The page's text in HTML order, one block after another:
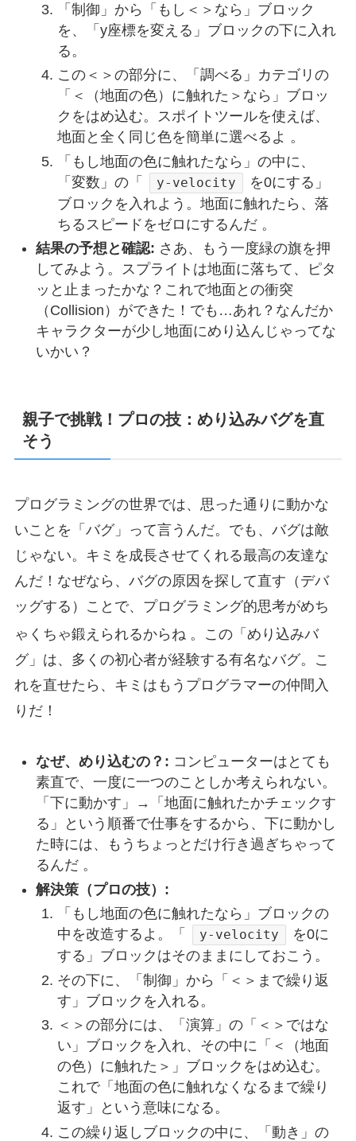
「制御」から「もし＜＞なら」ブロック
を、「y座標を変える」ブロックの下に入れ
る。
この＜＞の部分に、「調べる」カテゴリの
「＜（地面の色）に触れた＞なら」ブロッ
クをはめ込む。スポイトツールを使えば、
地面と全く同じ色を簡単に選べるよ 。
「もし地面の色に触れたなら」の中に、
「変数」の「
y-velocity
を0にする」
ブロックを入れよう。地面に触れたら、落
ちるスピードをゼロにするんだ 。
結果の予想と確認: さあ、もう一度緑の旗を押
してみよう。スプライトは地面に落ちて、ピタ
ッと止まったかな？これで地面との衝突
（Collision）ができた！でも…あれ？なんだか
キャラクターが少し地面にめり込んじゃってな
いかい？
親子で挑戦！プロの技：めり込みバグを直
そう
プログラミングの世界では、思った通りに動かな
いことを「バグ」って言うんだ。でも、バグは敵
じゃない。キミを成長させてくれる最高の友達な
んだ！なぜなら、バグの原因を探して直す（デバ
ッグする）ことで、プログラミング的思考がめち
ゃくちゃ鍛えられるからね 。この「めり込みバ
グ」は、多くの初心者が経験する有名なバグ。こ
れを直せたら、キミはもうプログラマーの仲間入
りだ！
なぜ、めり込むの？: コンピューターはとても
素直で、一度に一つのことしか考えられない。
「下に動かす」→「地面に触れたかチェックす
る」という順番で仕事をするから、下に動かし
た時には、もうちょっとだけ行き過ぎちゃって
るんだ 。
解決策（プロの技）:
「もし地面の色に触れたなら」ブロックの
中を改造するよ。「
y-velocity
を0に
する」ブロックはそのままにしておこう。
その下に、「制御」から「＜＞まで繰り返
す」ブロックを入れる。
＜＞の部分には、「演算」の「＜＞ではな
い」ブロックを入れ、その中に「＜（地面
の色）に触れた＞」ブロックをはめ込む。
これで「地面の色に触れなくなるまで繰り
返す」という意味になる。
この繰り返しブロックの中に、「動き」の